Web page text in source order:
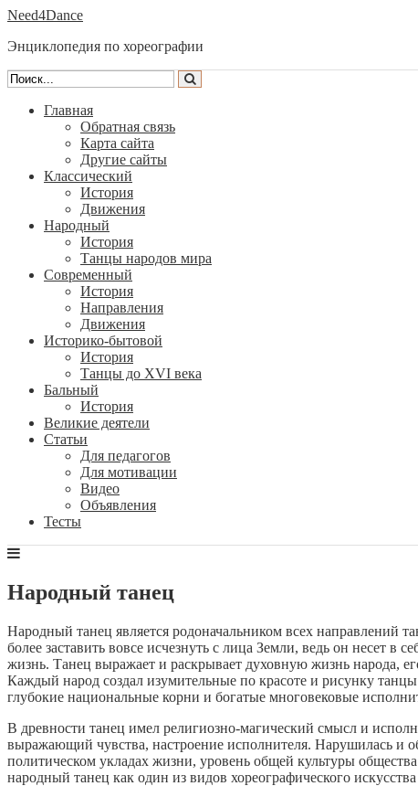
Need4Dance
Энциклопедия по хореографии
Главная
Обратная связь
Карта сайта
Другие сайты
Классический
История
Движения
Народный
История
Танцы народов мира
Современный
История
Направления
Движения
Историко-бытовой
История
Танцы до XVI века
Бальный
История
Великие деятели
Статьи
Для педагогов
Для мотивации
Видео
Объявления
Тесты
Народный танец
Народный танец является родоначальником всех направлений
более заставить вовсе исчезнуть с лица Земли, ведь он несет в
жизнь. Танец выражает и раскрывает духовную жизнь народа,
Каждый народ создал изумительные по красоте и рисунку
глубокие национальные корни и богатые многовековые
В древности танец имел религиозно-магический смысл и
выражающий чувства, настроение исполнителя. Нарушилась и
политическом укладах жизни, уровень общей культуры
народный танец как один из видов хореографического